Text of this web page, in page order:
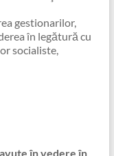
gestionarilor,
în legătură cu
socialiste,
în vedere în